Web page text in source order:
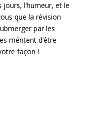
l’humeur, et le
que la révision
par les
méritent d’être
façon !